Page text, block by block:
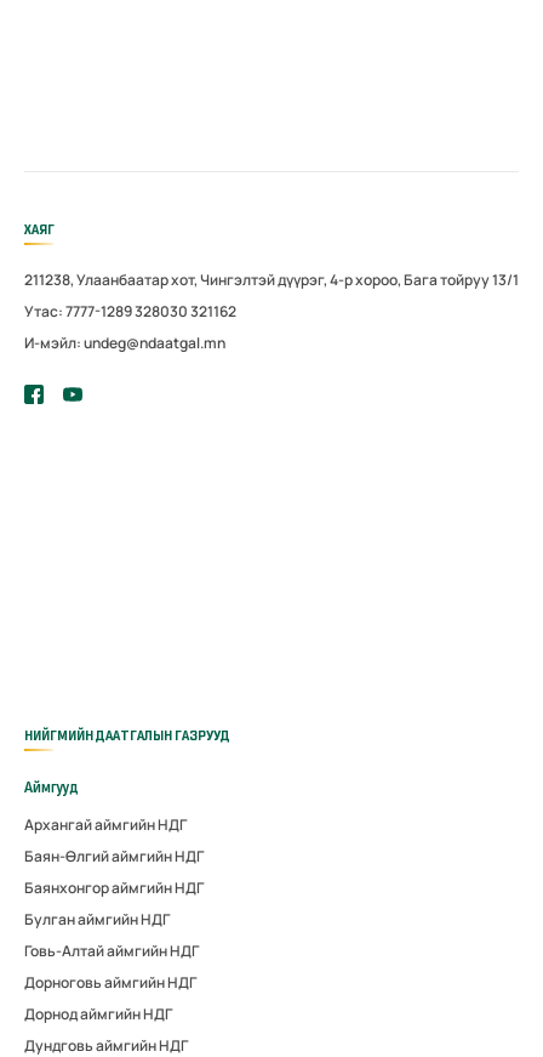
ХАЯГ
211238, Улаанбаатар хот, Чингэлтэй дүүрэг, 4-р хороо, Бага тойруу 13/1
Утас: 7777-1289 328030 321162
И-мэйл: undeg@ndaatgal.mn
НИЙГМИЙН ДААТГАЛЫН ГАЗРУУД
Аймгууд
Архангай аймгийн НДГ
Баян-Өлгий аймгийн НДГ
Баянхонгор аймгийн НДГ
Булган аймгийн НДГ
Говь-Алтай аймгийн НДГ
Дорноговь аймгийн НДГ
Дорнод аймгийн НДГ
Дундговь аймгийн НДГ